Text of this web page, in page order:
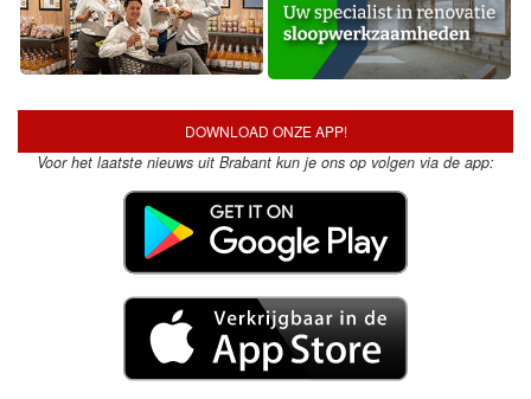
DOWNLOAD ONZE APP!
Voor het laatste nieuws uit Brabant kun je ons op volgen via de app: